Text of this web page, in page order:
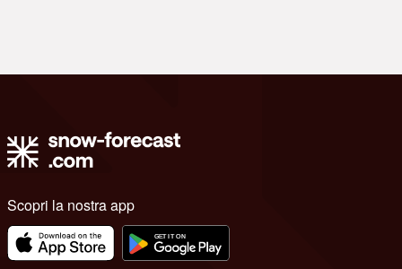
Scopri la nostra app